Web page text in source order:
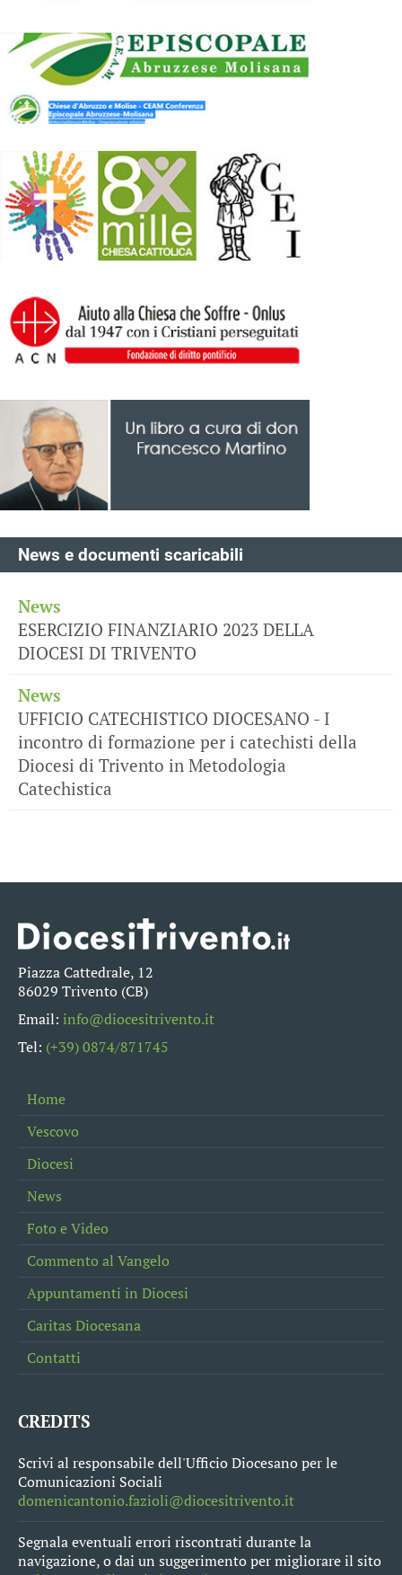
News e documenti scaricabili
News
ESERCIZIO FINANZIARIO 2023 DELLA
DIOCESI DI TRIVENTO
News
UFFICIO CATECHISTICO DIOCESANO - I
incontro di formazione per i catechisti della
Diocesi di Trivento in Metodologia
Catechistica
Piazza Cattedrale, 12
86029 Trivento (CB)
Email: info@diocesitrivento.it
Tel: (+39) 0874/871745
Home
Vescovo
Diocesi
News
Foto e Video
Commento al Vangelo
Appuntamenti in Diocesi
Caritas Diocesana
Contatti
CREDITS
Scrivi al responsabile dell'Ufficio Diocesano per le
Comunicazioni Sociali
domenicantonio.fazioli@diocesitrivento.it
Segnala eventuali errori riscontrati durante la
navigazione, o dai un suggerimento per migliorare il sito